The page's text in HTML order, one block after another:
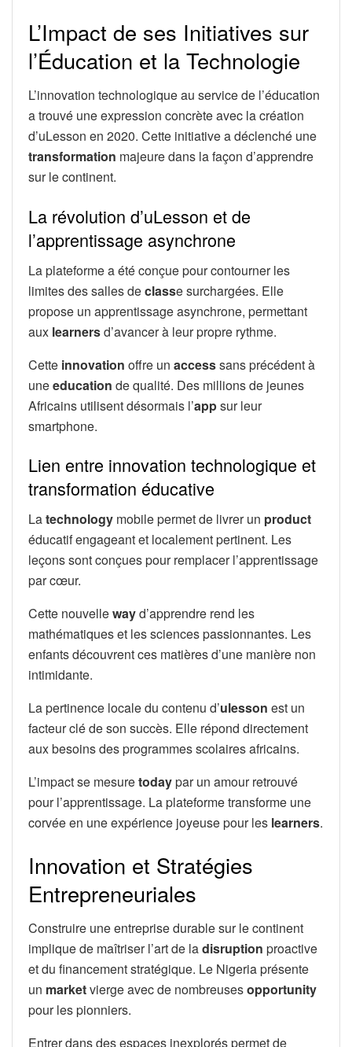
L’Impact de ses Initiatives sur
l’Éducation et la Technologie
L’innovation technologique au service de l’éducation
a trouvé une expression concrète avec la création
d’uLesson en 2020. Cette initiative a déclenché une
transformation majeure dans la façon d’apprendre
sur le continent.
La révolution d’uLesson et de
l’apprentissage asynchrone
La plateforme a été conçue pour contourner les
limites des salles declasse surchargées. Elle
propose un apprentissage asynchrone, permettant
aux learnersd’avancer à leur propre rythme.
Cette innovation offre un accesssans précédent à
uneeducation de qualité. Des millions de jeunes
Africains utilisent désormais l’appsur leur
smartphone.
Lien entre innovation technologique et
transformation éducative
Latechnology mobile permet de livrer un product
éducatif engageant et localement pertinent. Les
leçons sont conçues pour remplacer l’apprentissage
par cœur.
Cette nouvellewayd’apprendre rend les
mathématiques et les sciences passionnantes. Les
enfants découvrent ces matières d’une manière non
intimidante.
La pertinence locale du contenu d’ulesson est un
facteur clé de son succès. Elle répond directement
aux besoins des programmes scolaires africains.
L’impact se mesuretodaypar un amour retrouvé
pour l’apprentissage. La plateforme transforme une
corvée en une expérience joyeuse pour les learners.
Innovation et Stratégies
Entrepreneuriales
Construire une entreprise durable sur le continent
implique de maîtriser l’art de ladisruption proactive
et du financement stratégique. Le Nigeria présente
un marketvierge avec de nombreusesopportunity
pour les pionniers.
Entrer dans des espaces inexplorés permet de